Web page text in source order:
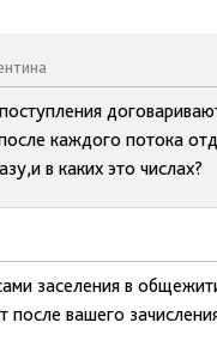
каждого потока
в каких это числах?
заселения в
после вашего